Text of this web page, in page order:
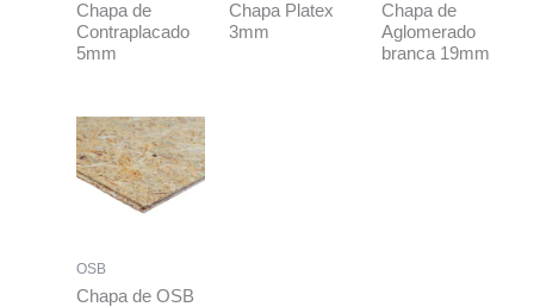
Chapa de
Contraplacado
5mm
Chapa Platex
3mm
Chapa de
Aglomerado
branca 19mm
OSB
Chapa de OSB